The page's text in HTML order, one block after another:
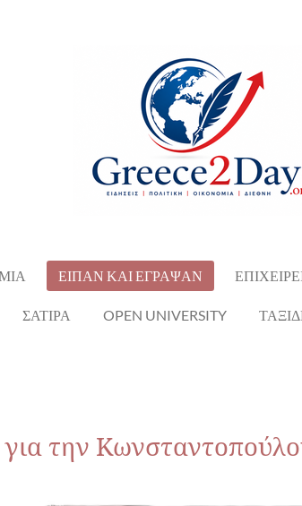
ΕΙΠΑΝ ΚΑΙ ΕΓΡΑΨΑΝ
ΣΑΤΙΡΑ OPEN UNIVERSITY
την